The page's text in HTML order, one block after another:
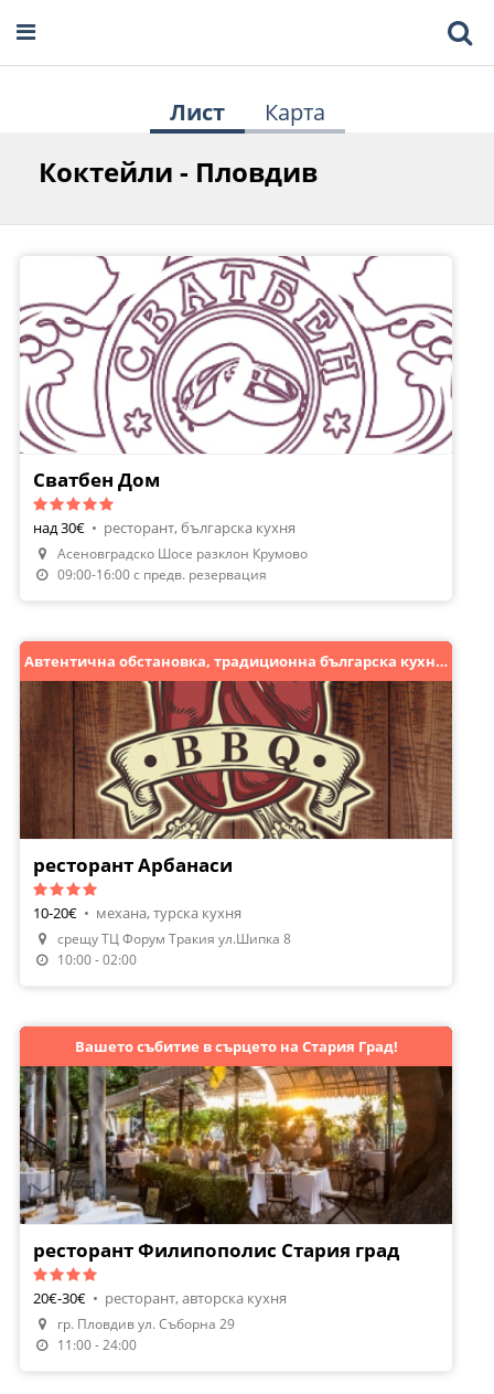
Лист Карта
Коктейли - Пловдив
Сватбен Дом
над 30€ • ресторант, българска кухня
Асеновградско Шосе разклон Крумово
09:00-16:00 с предв. резервация
Направи Резервация
Автентична обстановка, традиционна българска кухня!
ресторант Арбанаси
10-20€ • механа, турска кухня
срещу ТЦ Форум Тракия ул.Шипка 8
10:00 - 02:00
Направи Резервация
Вашето събитие в сърцето на Стария Град!
ресторант Филипополис Стария град
20€-30€ • ресторант, авторска кухня
гр. Пловдив ул. Съборна 29
11:00 - 24:00